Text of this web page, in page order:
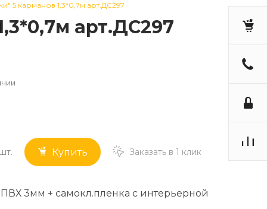
5 карманов 1,3*0,7м арт.ДС297
арт.ДС297
шт. Купить Заказать в 1 клик
3мм + самокл.пленка с интерьерной